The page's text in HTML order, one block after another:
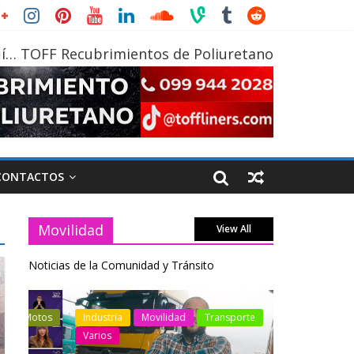
TOFF Recubrimientos de Poliuretano
Movilidad View All
Noticias de la Comunidad y Tránsito
Industria Movilidad
Transporte
Varios